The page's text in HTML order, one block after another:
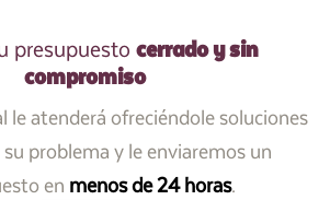
presupuesto cerrado y sin
compromiso
le atenderá ofreciéndole soluciones
problema y le enviaremos un
en menos de 24 horas.